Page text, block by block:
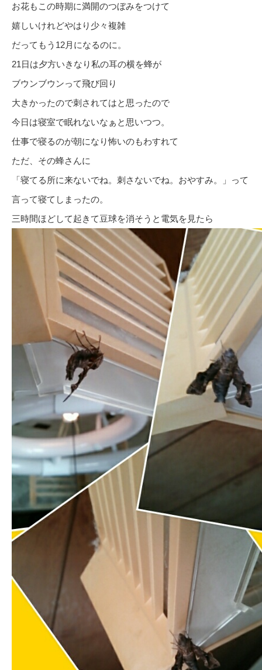
お花もこの時期に満開のつぼみをつけて
嬉しいけれどやはり少々複雑
だってもう12月になるのに。
21日は夕方いきなり私の耳の横を蜂が
ブウンブウンって飛び回り
大きかったので刺されてはと思ったので
今日は寝室で眠れないなぁと思いつつ。
仕事で寝るのが朝になり怖いのもわすれて
ただ、その蜂さんに
「寝てる所に来ないでね。刺さないでね。おやすみ。」って
言って寝てしまったの。
三時間ほどして起きて豆球を消そうと電気を見たら